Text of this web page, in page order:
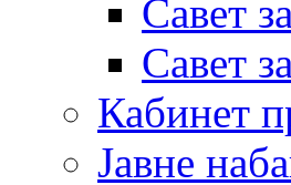
Савет
Савет
Кабинет
Јавне